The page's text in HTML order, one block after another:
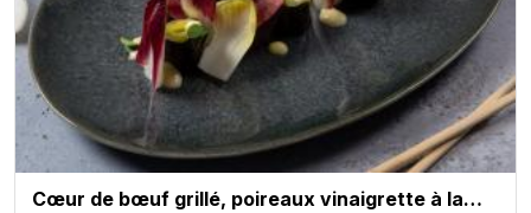
Cœur de bœuf grillé, poireaux vinaigrette à la…